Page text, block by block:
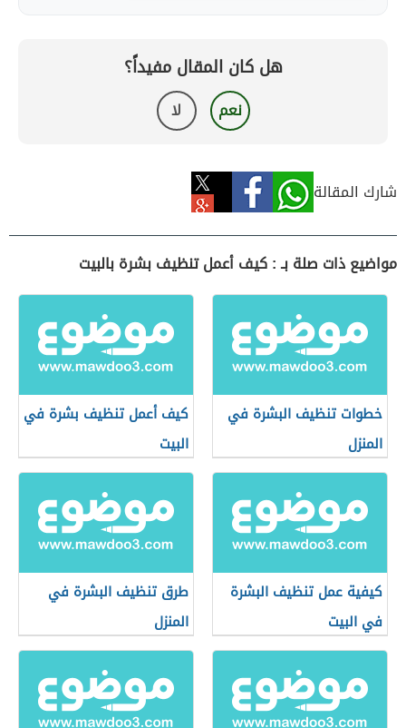
هل كان المقال مفيداً؟
نعم لا
شارك المقالة
مواضيع ذات صلة بـ : كيف أعمل تنظيف بشرة بالبيت
خطوات تنظيف البشرة في
المنزل
كيف أعمل تنظيف بشرة في
البيت
كيفية عمل تنظيف البشرة
في البيت
طرق تنظيف البشرة في
المنزل